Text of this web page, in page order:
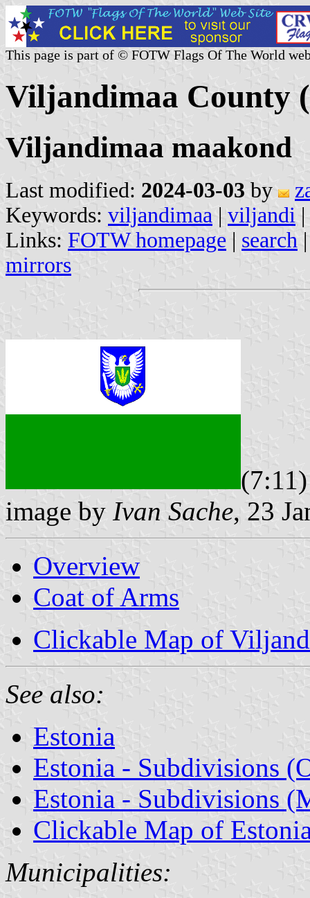
This page is part of © FOTW Flags Of The World
Viljandimaa County
Viljandimaa maakond
Last modified: 2024-03-03 by
Keywords: viljandimaa | viljandi |
Links: FOTW homepage | search
mirrors
(7:11)
image by Ivan Sache, 23
Overview
Coat of Arms
Clickable Map of
See also:
Estonia
Estonia - Subdivisions
Estonia - Subdivisions
Clickable Map of
Municipalities: